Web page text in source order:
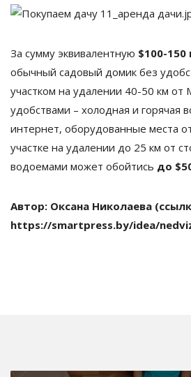
За сумму эквивалентную $100-150
обычный садовый домик без
участком на удалении 40-50 км
удобствами – холодная и горячая
интернет, оборудованные места
участке на удалении до 25 км от
водоемами может обойтись до
Автор: Оксана Николаева
https://smartpress.by/idea/